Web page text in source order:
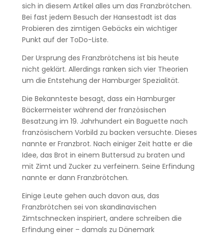
sich in diesem Artikel alles um das Franzbrötchen.
Bei fast jedem Besuch der Hansestadt ist das
Probieren des zimtigen Gebäcks ein wichtiger
Punkt auf der ToDo-Liste.
Der Ursprung des Franzbrötchens ist bis heute
nicht geklärt. Allerdings ranken sich vier Theorien
um die Entstehung der Hamburger Spezialität.
Die Bekannteste besagt, dass ein Hamburger
Bäckermeister während der französischen
Besatzung im 19. Jahrhundert ein Baguette nach
französischem Vorbild zu backen versuchte. Dieses
nannte er Franzbrot. Nach einiger Zeit hatte er die
Idee, das Brot in einem Buttersud zu braten und
mit Zimt und Zucker zu verfeinern. Seine Erfindung
nannte er dann Franzbrötchen.
Einige Leute gehen auch davon aus, das
Franzbrötchen sei von skandinavischen
Zimtschnecken inspiriert, andere schreiben die
Erfindung einer – damals zu Dänemark